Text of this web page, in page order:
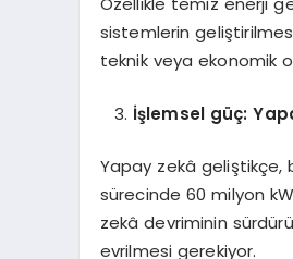
sistemlerin
teknik veya ekonomik
İşlemsel güç:
Yapay zekâ geliştikçe,
sürecinde 60 milyon
zekâ devriminin
evrilmesi gerekiyor.